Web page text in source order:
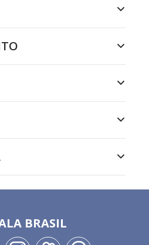
BRASIL